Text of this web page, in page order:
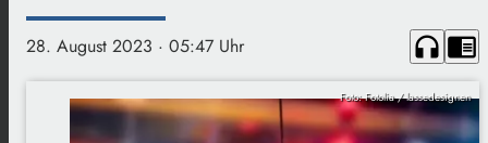
28. August 2023 · 05:47 Uhr headphones chrome_reader_mode
Foto: Fotolia / lassedesignen